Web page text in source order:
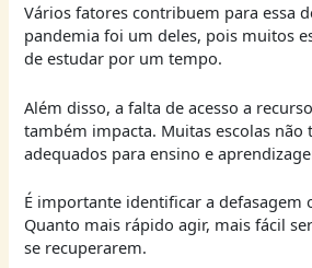
Vários fatores contribuem para essa
pandemia foi um deles, pois muitos
de estudar por um tempo.
Além disso, a falta de acesso a
também impacta. Muitas escolas não
adequados para ensino e
É importante identificar a defasagem
Quanto mais rápido agir, mais fácil
se recuperarem.